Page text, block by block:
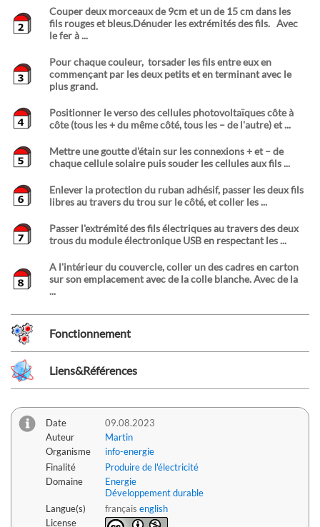
Couper deux morceaux de 9cm et un de 15 cm dans les
fils rouges et bleus.Dénuder les extrémités des fils. Avec
le fer à ...
Pour chaque couleur, torsader les fils entre eux en
commençant par les deux petits et en terminant avec le
plus grand.
Positionner le verso des cellules photovoltaïques côte à
côte (tous les + du même côté, tous les – de l'autre) et ...
Mettre une goutte d'étain sur les connexions + et – de
chaque cellule solaire puis souder les cellules aux fils ...
Enlever la protection du ruban adhésif, passer les deux fils
libres au travers du trou sur le côté, et coller les ...
Passer l'extrémité des fils électriques au travers des deux
trous du module électronique USB en respectant les ...
A l'intérieur du couvercle, coller un des cadres en carton
sur son emplacement avec de la colle blanche. Avec de la
...
Fonctionnement
Liens&Références
Date
09.08.2023
Auteur
Martin
Organisme
info-energie
Finalité
Produire de l'électricité
Domaine
Energie
Développement durable
Langue(s)
français english
License